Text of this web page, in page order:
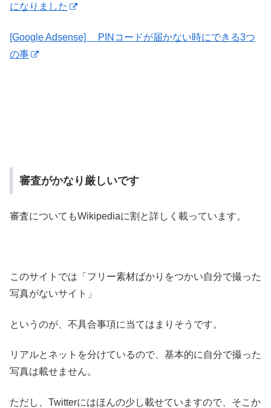
になりました
[Google Adsense] PINコードが届かない時にできる3つ
の事
審査がかなり厳しいです
審査についてもWikipediaに割と詳しく載っています。
このサイトでは「フリー素材ばかりをつかい自分で撮った
写真がないサイト」
というのが、不具合事項に当てはまりそうです。
リアルとネットを分けているので、基本的に自分で撮った
写真は載せません。
ただし、Twitterにはほんの少し載せていますので、そこか